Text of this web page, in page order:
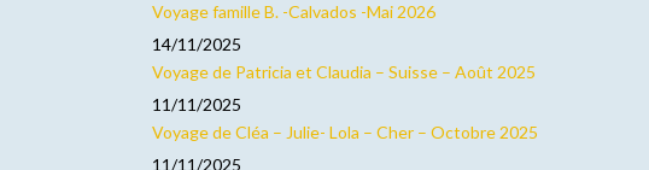
Voyage famille B. -Calvados -Mai 2026
Voyage de Patricia et Claudia – Suisse – Août 2025
14/11/2025
Voyage de Cléa – Julie- Lola – Cher – Octobre 2025
11/11/2025
11/11/2025